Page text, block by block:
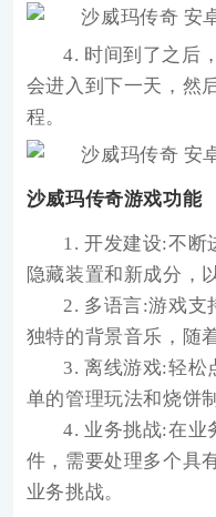
4. 时间到了之后
会进入到下一天，然
程。
沙威玛传奇游戏功能
1. 开发建设:不断
隐藏装置和新成分，
2. 多语言:游戏支
独特的背景音乐，随
3. 离线游戏:轻松
单的管理玩法和烧饼
4. 业务挑战:在业
件，需要处理多个具
业务挑战。